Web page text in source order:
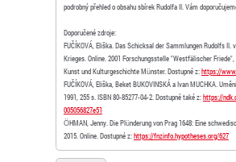
podrobný přehled o obsahu sbírek Rudolfa II. Vám
Doporučené zdroje:
FUČÍKOVÁ, Eliška. Das Schicksal der Sammlungen Rudolfs
Krieges. Online. 2001 Forschungsstelle "Westfälischer
Kunst und Kulturgeschichte Münster. Dostupné z: https://
FUČÍKOVÁ, Eliška, Beket BUKOVINSKÁ a Ivan MUCHKA.
1991, 255 s. ISBN 80-85277-04-2. Dostupné také z: https://
005056827e51
ÖHMAN, Jenny. Die Plünderung von Prag 1648: Eine
2015. Online. Dostupné z: https://fnzinfo.hypotheses.org/627